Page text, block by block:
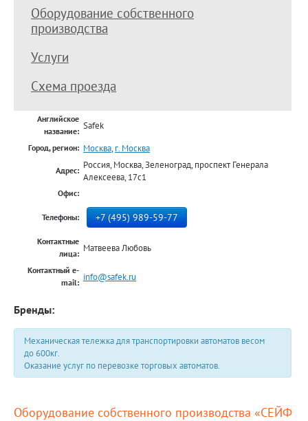
Оборудование собственного
производства
Услуги
Схема проезда
Английское
название: Safek
Город, регион: Москва, г. Москва
Адрес: Россия, Москва, Зеленоград, проспект Генерала
Алексеева, 17с1
Офис:
Телефоны: +7 (495) 989-59-77
Контактные
лица: Матвеева Любовь
Контактный e-
mail: info@safek.ru
Бренды:
Механическая тележка для транспортировки автоматов весом
до 600кг.
Оказание услуг по перевозке торговых автоматов.
Оборудование собственного производства «СЕЙФ